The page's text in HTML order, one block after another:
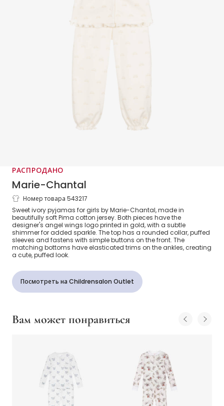
РАСПРОДАНО
Marie-Chantal
Кремовая пижама из хлопка пима
Номер товара 543217
Sweet ivory pyjamas for girls by Marie-Chantal, made in
beautifully soft Pima cotton jersey. Both pieces have the
designer's angel wings logo printed in gold, with a subtle
shimmer for added sparkle. The top has a rounded collar, puffed
sleeves and fastens with simple buttons on the front. The
matching bottoms have elasticated trims on the ankles, creating
a cute, puffed look.
Посмотреть на Childrensalon Outlet
Вам может понравиться